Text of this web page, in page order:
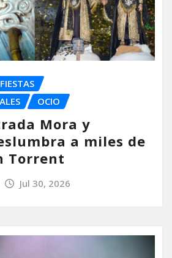
FIESTAS
OCIO
Mora y
a miles de
Torrent
Jul 30, 2026